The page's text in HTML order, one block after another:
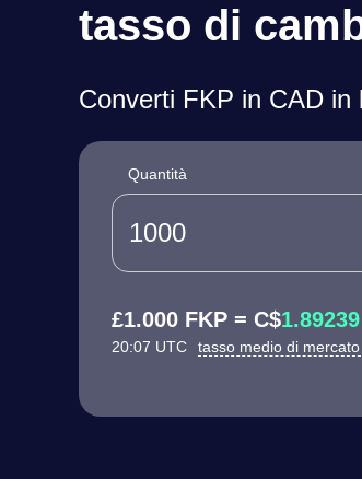
tasso di
Converti FKP in CAD
Quantità
£1.000 FKP = C$1.89239
20:07 UTC tasso medio di mercato